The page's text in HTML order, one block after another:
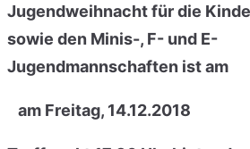
Jugendweihnacht für die
sowie den Minis-, F- und E-
Jugendmannschaften ist am
am Freitag, 14.12.2018